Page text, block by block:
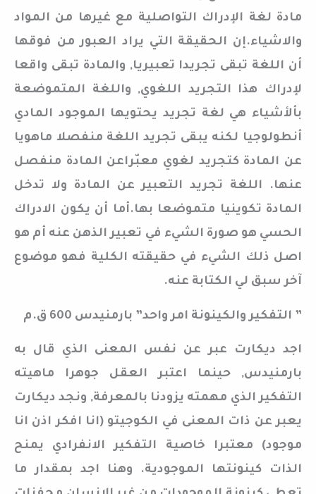
مادة لغة الإدراك التواصلية مع غيرها من المواد
والاشياء.إن الحقيقة التي يراد العبور من فوقها
أن اللغة تبقى تجريدا تعبيريا, والمادة تبقى واقعا
لإدراك هذا التجريد اللغوي, واللغة المتموضعة
بألأشياء هي لغة تجريد يحتويها الموجود المادي
أنطولوجيا لكنه يبقى تجريد اللغة منفصلا ماهويا
عن المادة كتجريد لغوي معبّراعن المادة منفصل
عنها. اللغة تجريد التعبير عن المادة ولا تدخل
المادة تكوينيا متموضعا بها.أما أن يكون الادراك
الحسي هو صورة الشيء في تعبير الذهن عنه أم هو
اصل ذلك الشيء في حقيقته الكلية فهو موضوع
آخر سبق لي الكتابة عنه.
” التفكير والكينونة امر واحد” بارمنيدس 600 ق.م
اجد ديكارت عبر عن نفس المعنى الذي قال به
بارمنيدس, حينما اعتبر العقل جوهرا ماهيته
التفكير الذي مهمته يزودنا بالمعرفة, ونجد ديكارت
يعبر عن ذات المعنى في الكوجيتو (انا افكر اذن انا
موجود) معتبرا خاصية التفكير الانفرادي يمنح
الذات كينونتها الموجودية. وهنا اجد بمقدار ما